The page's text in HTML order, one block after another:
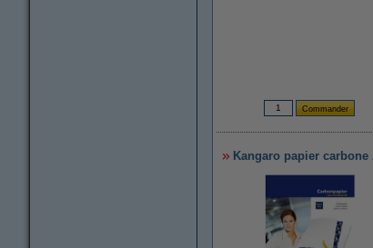
Kangaro papier